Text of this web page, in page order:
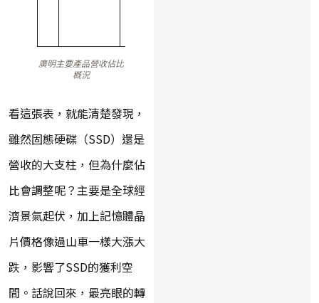
廣明主要產品營收佔比
概況
看這張表，就能清楚發現，
雖然固態硬碟（SSD）還是
營收的大支柱，但為什麼佔
比會調整呢？主要是全球經
濟景氣起伏，加上記憶體晶
片價格像過山車一樣大漲大
跌，影響了SSD的獲利空
間。話說回來，最亮眼的轉